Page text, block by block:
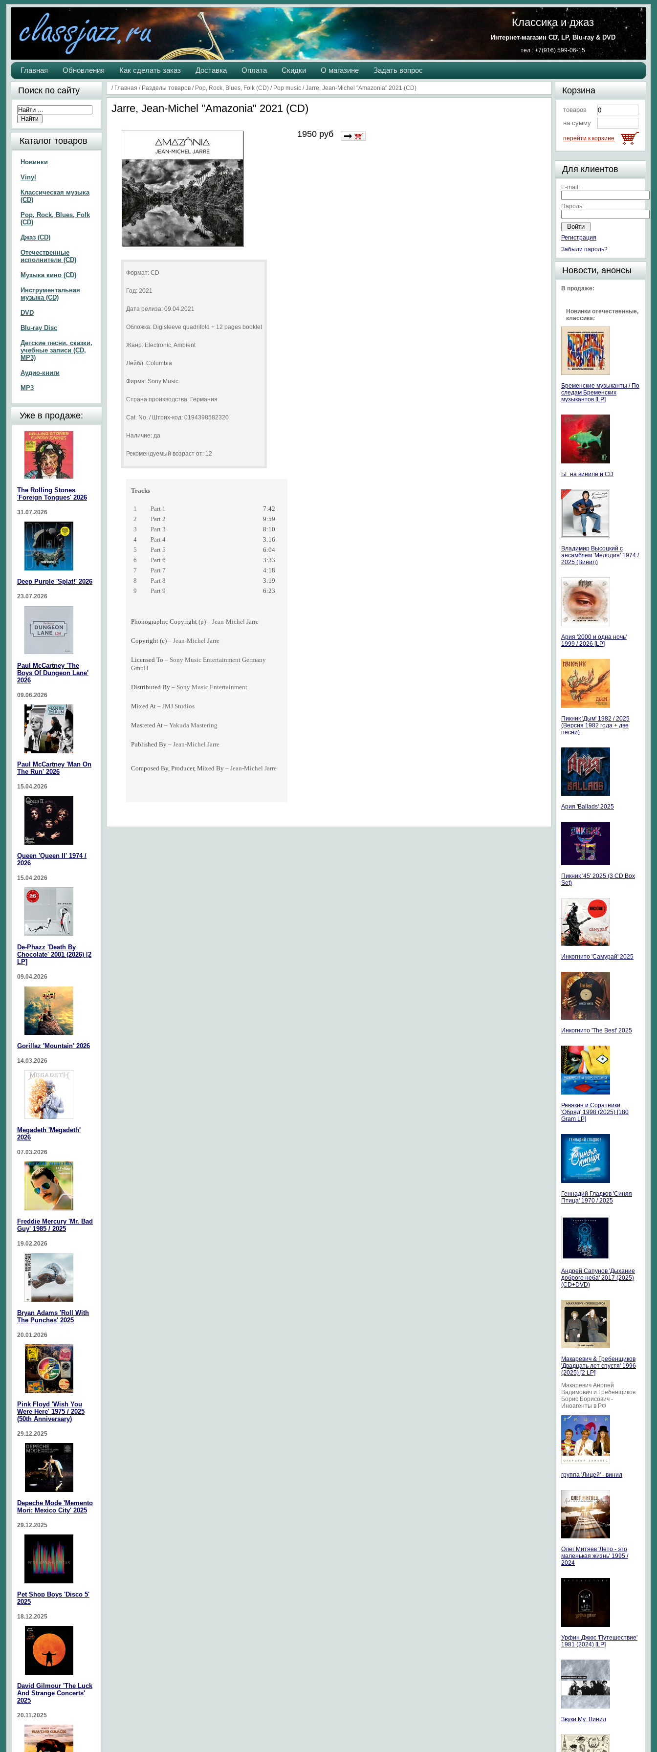
Классика и джаз
Интернет-магазин CD, LP, Blu-ray & DVD
тел.: +7(916) 599-06-15
Главная Обновления Как сделать заказ Доставка Оплата Скидки О магазине Задать вопрос
/ Главная / Разделы товаров / Pop, Rock, Blues, Folk (CD) / Pop music /Jarre, Jean-Michel "Amazonia" 2021 (CD)
Jarre, Jean-Michel "Amazonia" 2021 (CD)
Формат: CD
Год: 2021
Дата релиза: 09.04.2021
Обложка: Digisleeve quadrifold + 12 pages booklet
Жанр: Electronic, Ambient
Лейбл: Columbia
Фирма: Sony Music
Страна производства: Германия
Cat. No. / Штрих-код: 0194398582320
Наличие: да
Рекомендуемый возраст от: 12
Tracks
1 Part 1
7:42
2
Part 2
9:59
3
Part 3
8:10
4
Part 4
3:16
5
Part 5
6:04
6
Part 6
3:33
7
Part 7
4:18
8
Part 8
3:19
9
Part 9 6:23
Phonographic Copyright (p) – Jean-Michel Jarre
Copyright (c) – Jean-Michel Jarre
Licensed To – Sony Music Entertainment Germany
GmbH
Distributed By – Sony Music Entertainment
Mixed At – JMJ Studios
Mastered At – Yakuda Mastering
Published By – Jean-Michel Jarre
Composed By, Producer, Mixed By – Jean-Michel Jarre
1950 руб
Поиск по сайту
Каталог товаров
Новинки
Vinyl
Классическая музыка
(CD)
Pop, Rock, Blues, Folk
(CD)
Джаз (CD)
Отечественные
исполнители (CD)
Музыка кино (CD)
Инструментальная
музыка (CD)
DVD
Blu-ray Disc
Детские песни, сказки,
учебные записи (CD,
MP3)
Аудио-книги
MP3
Уже в продаже:
The Rolling Stones
'Foreign Tongues' 2026
31.07.2026
Deep Purple 'Splat!' 2026
23.07.2026
Paul McCartney 'The
Boys Of Dungeon Lane'
2026
09.06.2026
Paul McCartney 'Man On
The Run' 2026
15.04.2026
Queen 'Queen II' 1974 /
2026
15.04.2026
De-Phazz 'Death By
Chocolate' 2001 (2026) [2
LP]
09.04.2026
Gorillaz 'Mountain' 2026
14.03.2026
Megadeth 'Megadeth'
2026
07.03.2026
Freddie Mercury 'Mr. Bad
Guy' 1985 / 2025
19.02.2026
Bryan Adams 'Roll With
The Punches' 2025
20.01.2026
Pink Floyd 'Wish You
Were Here' 1975 / 2025
(50th Anniversary)
29.12.2025
Depeche Mode 'Memento
Mori: Mexico City' 2025
29.12.2025
Pet Shop Boys 'Disco 5'
2025
18.12.2025
David Gilmour 'The Luck
And Strange Concerts'
2025
20.11.2025
Корзина
товаров
на сумму
перейти к корзине
Для клиентов
E-mail:
Пароль:
Регистрация
Забыли пароль?
Новости, анонсы
В продаже:
Новинки отечественные,
классика:
Бременские музыканты / По
следам Бременских
музыкантов [LP]
БГ на виниле и CD
Владимир Высоцкий с
ансамблем 'Мелодия' 1974 /
2025 (Винил)
Ария '2000 и одна ночь'
1999 / 2026 [LP]
Пикник 'Дым' 1982 / 2025
(Версия 1982 года + две
песни)
Ария 'Ballads' 2025
Пикник '45' 2025 (3 CD Box
Set)
Инкогнито 'Самурай' 2025
Инкогнито 'The Best' 2025
Ревякин и Соратники
'Обряд' 1998 (2025) [180
Gram LP]
Геннадий Гладков 'Синяя
Птица' 1970 / 2025
Андрей Сапунов 'Дыхание
доброго неба' 2017 (2025)
(CD+DVD)
Макаревич & Гребенщиков
'Двадцать лет спустя' 1996
(2025) [2 LP]
Макаревич Анрпей
Вадимович и Гребенщиков
Борис Борисович -
Иноагенты в РФ
группа 'Лицей' - винил
Олег Митяев 'Лето - это
маленькая жизнь' 1995 /
2024
Урфин Джюс 'Путешествие'
1981 (2024) [LP]
Звуки Му: Винил